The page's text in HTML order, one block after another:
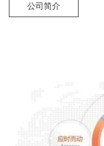
公司简介